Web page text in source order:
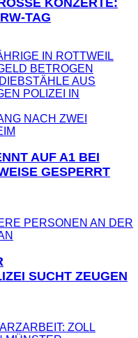
KONZERTE: S
TAG
IN ROTTWEIL
BETROGEN
AUS
POLIZEI IN
AUF A1 BEI
GESPERRT
SUCHT ZEUGEN